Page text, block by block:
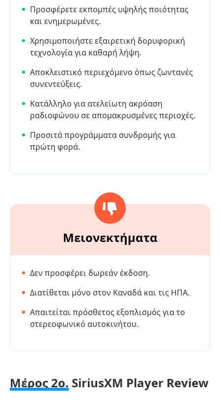
Προσφέρετε εκπομπές υψηλής ποιότητας
και ενημερωμένες.
Χρησιμοποιήστε εξαιρετική δορυφορική
τεχνολογία για καθαρή λήψη.
Αποκλειστικό περιεχόμενο όπως ζωντανές
συνεντεύξεις.
Κατάλληλο για ατελείωτη ακρόαση
ραδιοφώνου σε απομακρυσμένες περιοχές.
Προσιτά προγράμματα συνδρομής για
πρώτη φορά.
Μειονεκτήματα
Δεν προσφέρει δωρεάν έκδοση.
Διατίθεται μόνο στον Καναδά και τις ΗΠΑ.
Απαιτείται πρόσθετος εξοπλισμός για το
στερεοφωνικό αυτοκινήτου.
Μέρος 2ο. SiriusXM Player Review